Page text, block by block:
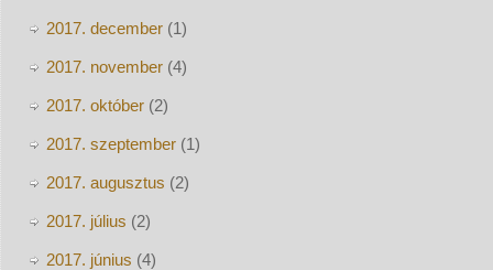
2017. december(1)
2017. november(4)
2017. október(2)
2017. szeptember(1)
2017. augusztus (2)
2017. július (2)
2017. június (4)